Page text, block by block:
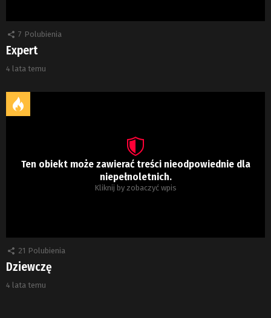
7 Polubienia
Expert
4 lata temu
Ten obiekt może zawierać treści nieodpowiednie dla
niepełnoletnich.
Kliknij by zobaczyć wpis
21 Polubienia
Dziewczę
4 lata temu